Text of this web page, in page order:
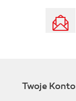
Twoje Konto